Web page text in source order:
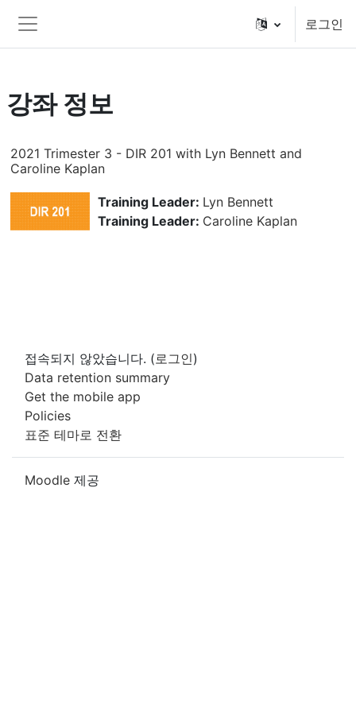
측면 패널
로그인
강좌 정보
2021 Trimester 3 - DIR 201 with Lyn Bennett and
Caroline Kaplan
Training Leader: Lyn Bennett
Training Leader: Caroline Kaplan
접속되지 않았습니다. (로그인)
Data retention summary
Get the mobile app
Policies
표준 테마로 전환
Moodle 제공